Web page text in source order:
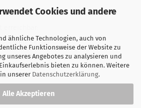
Cookies und andere
ähnliche Technologien, auch von
Funktionsweise der Website zu
unseres Angebotes zu analysieren und
bieten zu können. Weitere
unserer Datenschutzerklärung.
Alle Akzeptieren
9 bis 16 Uhr